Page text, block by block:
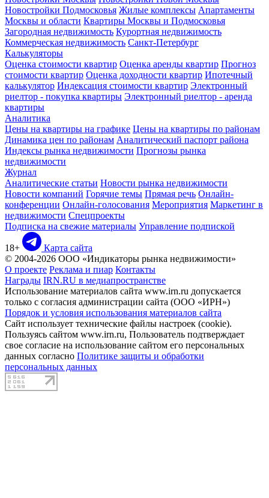
Новостройки Подмосковья Жилые комплексы Апартаменты
Москвы и области Квартиры Москвы и Подмосковья
Загородная недвижимость Курортная недвижимость
Коммерческая недвижимость Санкт-Петербург
Калькуляторы
Оценка стоимости квартир Оценка аренды квартир Прогноз
стоимости квартир Оценка доходности квартир Ипотечный
калькулятор Индексация стоимости квартир Электронный
риелтор - покупка квартиры Электронный риелтор - аренда
квартиры
Аналитика
Цены на квартиры на графике Цены на квартиры по районам
Динамика цен по районам Аналитический паспорт района
Индексы рынка недвижимости Прогнозы рынка
недвижимости
Журнал
Аналитические статьи Новости рынка недвижимости
Новости компаний Горячие темы Прямая речь Онлайн-
конференции Онлайн-голосования Мероприятия Маркетинг в
недвижимости Спецпроекты
Подписка на свежие материалы Управление подпиской
18+
Карта сайта
© 2004-2026 ООО «Индикаторы рынка недвижимости»
О проекте Реклама и пиар Контакты
Награды IRN.RU в медиапространстве
Использование материалов сайта www.irn.ru допускается
только с согласия администрации сайта (ООО «ИРН»)
Порядок и условия использования материалов сайта
Сайт использует технические файлы настроек (cookie).
Пользуясь сайтом www.irn.ru, Пользователь подтверждает
свое согласие на использование сайтом его персональных
данных согласно Политике защиты и обработки
персональных данных